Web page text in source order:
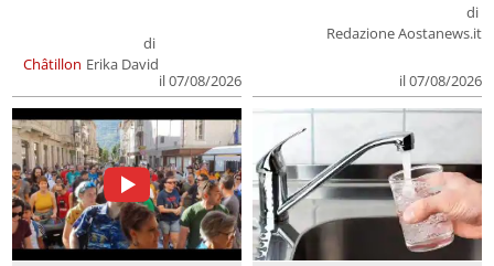
Châtillon
di
Erika David
il 07/08/2026
di
Redazione Aostanews.it
il 07/08/2026